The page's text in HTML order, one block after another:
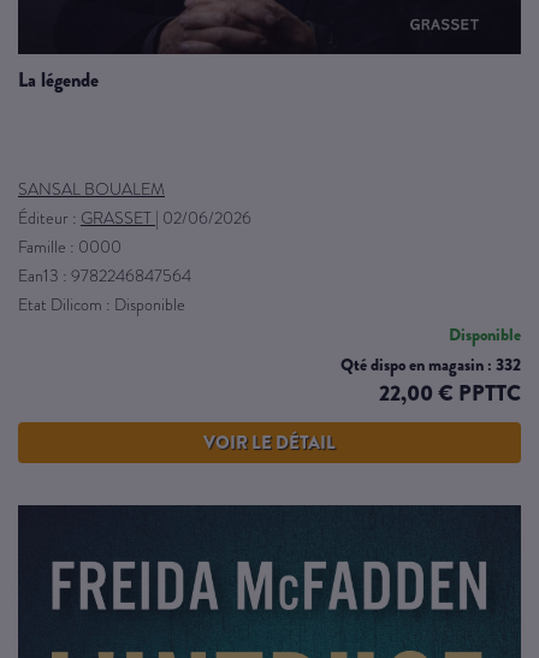
la légende
SANSAL BOUALEM
Éditeur : GRASSET | 02/06/2026
Famille : 0000
Ean13 : 9782246847564
Etat Dilicom : Disponible
Disponible
Qté dispo en magasin : 332
22,00 € PPTTC
VOIR LE DÉTAIL